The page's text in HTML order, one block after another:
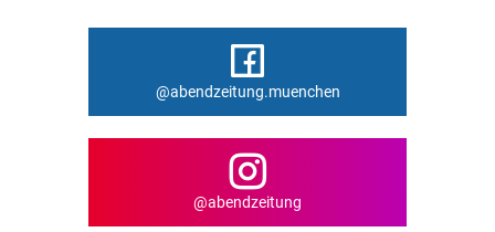
@abendzeitung.muenchen
@abendzeitung